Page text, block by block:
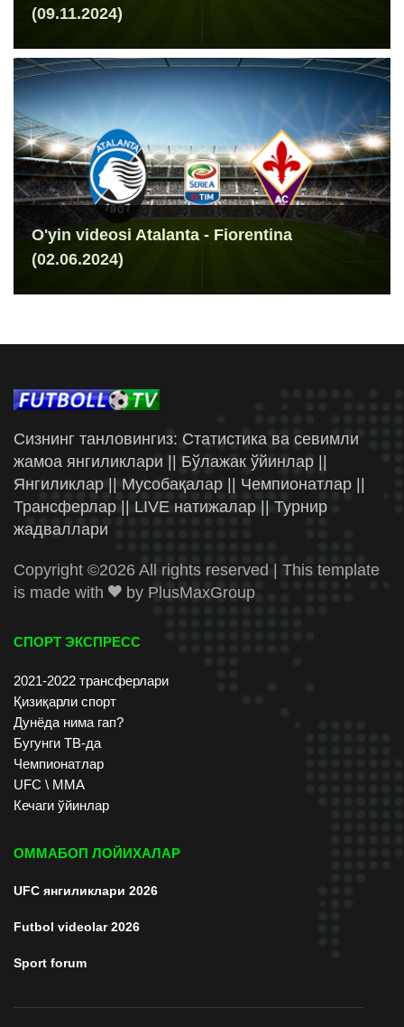
(09.11.2024)
O'yin videosi Atalanta - Fiorentina
(02.06.2024)
Сизнинг танловингиз: Статистика ва севимли
жамоа янгиликлари || Бўлажак ўйинлар ||
Янгиликлар || Мусобақалар || Чемпионатлар ||
Трансферлар || LIVE натижалар || Турнир
жадваллари
Copyright ©2026 All rights reserved | This template
is made with
by PlusMaxGroup
СПОРТ ЭКСПРЕСС
2021-2022 трансферлари
Қизиқарли спорт
Дунёда нима гап?
Бугунги ТВ-да
Чемпионатлар
UFC \ ММА
Кечаги ўйинлар
ОММАБОП ЛОЙИХАЛАР
UFC янгиликлари 2026
Futbol videolar 2026
Sport forum